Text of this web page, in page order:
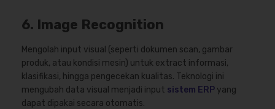
6. Image Recognition
Mengolah input visual (seperti dokumen scan, gambar
produk, atau kondisi mesin) untuk extract informasi,
klasifikasi, hingga pengecekan kualitas. Teknologi ini
mengubah data visual menjadi input sistem ERP yang
dapat dipakai secara otomatis.